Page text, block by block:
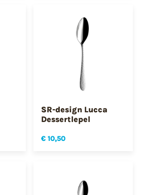
SR-design Lucca
Dessertlepel
€ 10,50